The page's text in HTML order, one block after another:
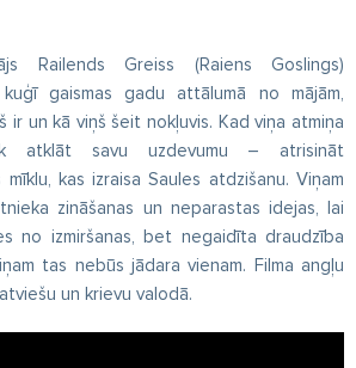
Railends Greiss (Raiens Goslings)
gaismas gadu attālumā no mājām,
ir un kā viņš šeit nokļuvis. Kad viņa atmiņa
atklāt savu uzdevumu – atrisināt
kas izraisa Saules atdzišanu. Viņam
zināšanas un neparastas idejas, lai
no izmiršanas, bet negaidīta draudzība
tas nebūs jādara vienam. Filma angļu
un krievu valodā.